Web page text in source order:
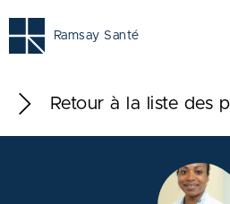
Ramsay Santé
Retour à la liste des